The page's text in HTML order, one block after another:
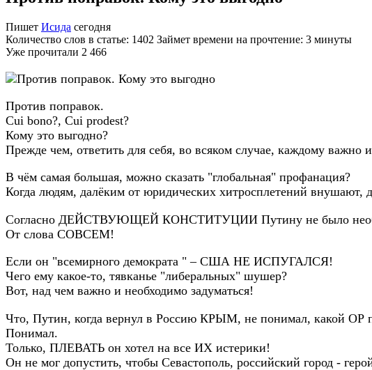
Пишет Исида сегодня
Количество слов в статье: 1402 Займет времени на прочтение: 3 минуты
Уже прочитали 2 466
Против поправок.
Cui bono?, Cui prodest?
Кому это выгодно?
Прежде чем, ответить для себя, во всяком случае, каждому
В чём самая большая, можно сказать "глобальная" профанация?
Когда людям, далёким от юридических хитросплетений внушают,
Согласно ДЕЙСТВУЮЩЕЙ КОНСТИТУЦИИ Путину не было
От слова СОВСЕМ!
Если он "всемирного демократа " – США НЕ ИСПУГАЛСЯ!
Чего ему какое-то, тявканье "либеральных" шушер?
Вот, над чем важно и необходимо задуматься!
Что, Путин, когда вернул в Россию КРЫМ, не понимал, какой ОР
Понимал.
Только, ПЛЕВАТЬ он хотел на все ИХ истерики!
Он не мог допустить, чтобы Севастополь, российский город -